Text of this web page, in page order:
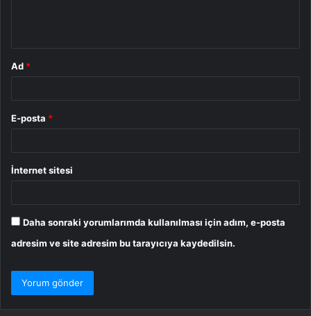
Ad *
E-posta *
İnternet sitesi
Daha sonraki yorumlarımda kullanılması için adım, e-posta
adresim ve site adresim bu tarayıcıya kaydedilsin.